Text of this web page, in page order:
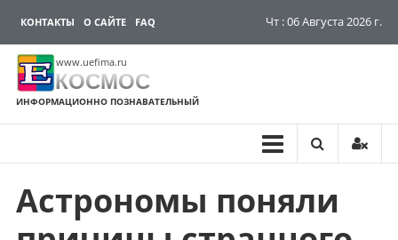
КОНТАКТЫ О САЙТЕ FAQ Чт : 06 Августа 2026 г.
www.uefima.ru
КОСМОС
ИНФОРМАЦИОННО ПОЗНАВАТЕЛЬНЫЙ
Перейти
содержимому
Астрономы поняли